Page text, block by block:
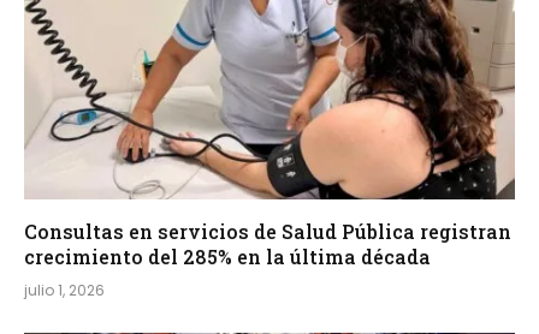
Consultas en servicios de Salud Pública registran
crecimiento del 285% en la última década
julio 1, 2026